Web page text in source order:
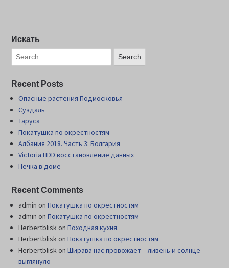
Искать
Recent Posts
Опасные растения Подмосковья
Суздаль
Таруса
Покатушка по окрестностям
Албания 2018. Часть 3: Болгария
Victoria HDD восстановление данных
Печка в доме
Recent Comments
admin onПокатушка по окрестностям
admin onПокатушка по окрестностям
Herbertblisk onПоходная кухня.
Herbertblisk onПокатушка по окрестностям
Herbertblisk onШиpава нас провожает – ливень и солнце
выглянуло